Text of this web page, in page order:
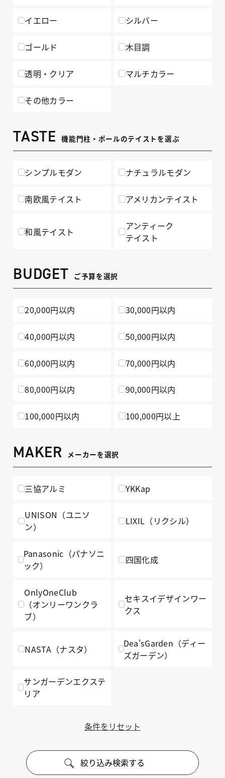
イエロー シルバー
ゴールド 木目調
透明・クリア マルチカラー
その他カラー
TASTE 機能門柱・ポールのテイストを選ぶ
シンプルモダン ナチュラルモダン
南欧風テイスト アメリカンテイスト
和風テイスト
アンティーク
テイスト
BUDGET ご予算を選択
20,000円以内 30,000円以内
40,000円以内 50,000円以内
60,000円以内 70,000円以内
80,000円以内 90,000円以内
100,000円以内 100,000円以上
MAKER メーカーを選択
三協アルミ YKKap
UNISON（ユニソ
ン）
LIXIL（リクシル）
Panasonic（パナソニ
ック）
四国化成
OnlyOneClub
（オンリーワンクラ
ブ）
セキスイデザインワー
クス
NASTA（ナスタ）
Dea'sGarden（ディー
ズガーデン）
サンガーデンエクステ
リア
絞り込み検索する